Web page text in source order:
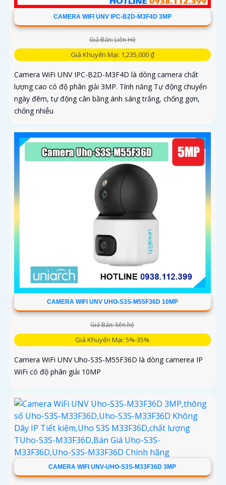
CAMERA WIFI UNV IPC-B2D-M3F4D 3MP
Giá Bán: Liên Hệ
Giá Khuyến Mại: 1,235,000 ₫
Camera WiFi UNV IPC-B2D-M3F4D là dòng camera chất
lượng cao có độ phân giải 3MP. Tính năng Tự động chuyển
ngày đêm, tự động cân bằng ánh sáng trắng, chống gợn,
chống nhiễu
CAMERA WIFI UNV UHO-S3S-M55F36D 10MP
Giá Bán: liên hệ
Giá Khuyến Mại: 5%-35%
Camera WiFi UNV Uho-S3S-M55F36D là dòng camerea IP
WiFi có độ phân giải 10MP
CAMERA WIFI UNV-UHO-S3S-M33F36D 3MP